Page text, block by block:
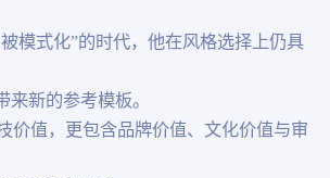
模式化”的时代，他在风格选择上仍具
来新的参考模板。
价值，更包含品牌价值、文化价值与审